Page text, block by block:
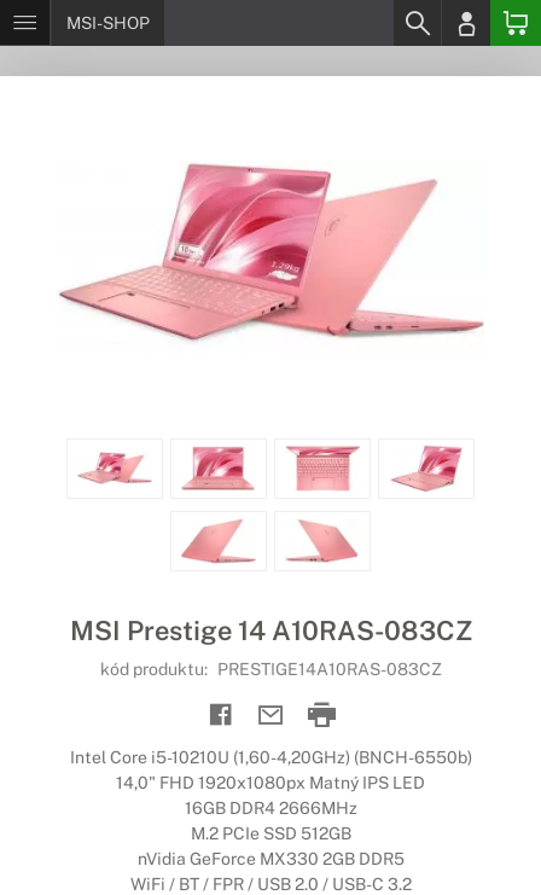
MSI-SHOP
MSI Prestige 14 A10RAS-083CZ
kód produktu: PRESTIGE14A10RAS-083CZ
Intel Core i5-10210U (1,60-4,20GHz) (BNCH-6550b)
14,0" FHD 1920x1080px Matný IPS LED
16GB DDR4 2666MHz
M.2 PCIe SSD 512GB
nVidia GeForce MX330 2GB DDR5
WiFi / BT / FPR / USB 2.0 / USB-C 3.2